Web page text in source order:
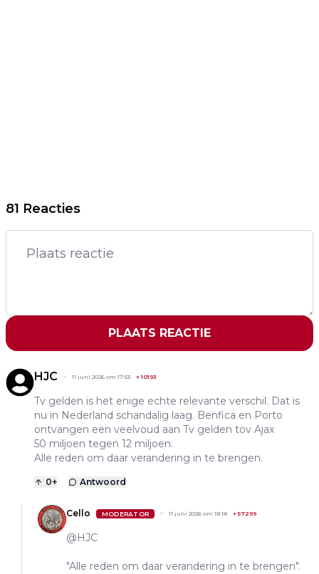
81 Reacties
PLAATS REACTIE
HJC 11 juni 2026 om 17:53 +10193
Tv gelden is het enige echte relevante verschil. Dat is
nu in Nederland schandalig laag. Benfica en Porto
ontvangen een veelvoud aan Tv gelden tov Ajax
50 miljoen tegen 12 miljoen.
Alle reden om daar verandering in te brengen.
0+ Antwoord
Cello MODERATOR 11 juni 2026 om 18:18 +57299
@HJC
"Alle reden om daar verandering in te brengen".